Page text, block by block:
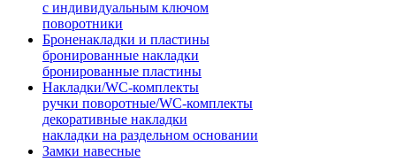
с индивидуальным ключом
поворотники
Броненакладки и пластины
бронированные накладки
бронированные пластины
Накладки/WC-комплекты
ручки поворотные/WC-комплекты
декоративные накладки
накладки на раздельном основании
Замки навесные